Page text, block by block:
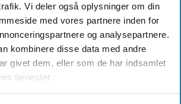
Vi deler også oplysninger om din
med vores partnere inden for
og analysepartnere.
kombinere disse data med andre
givet dem, eller som de har indsamlet
tjenester.